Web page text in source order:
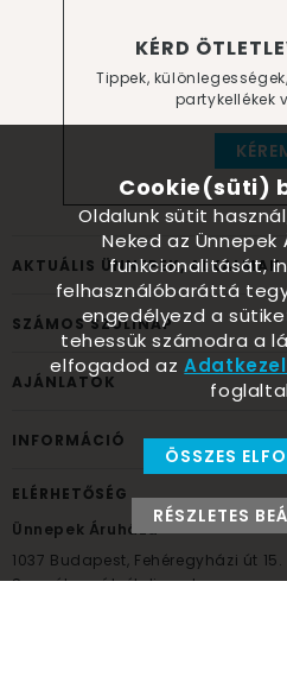
KÉRD
Tippek,
partykellékek
AKTUÁLIS ÜNNEPEK, ALKALMAK
SZÁMOS SZÜLINAP
AJÁNLATOK
INFORMÁCIÓ
ELÉRHETŐSÉG
Ünnepek Áruháza
1037 Budapest, Fehéregyházi út 15.
Személyes átvételi pont
Cookie(süti)
Oldalunk sütit
Neked az Ünnepek
funkcionalitását,
felhasználóbaráttá
engedélyezd a
tehessük számodra a
elfogadod az
ÖSSZES
RÉSZLETES